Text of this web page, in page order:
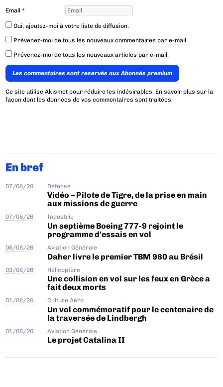
Email*
Oui, ajoutez-moi à votre liste de diffusion.
Prévenez-moi de tous les nouveaux commentaires par e-mail.
Prévenez-moi de tous les nouveaux articles par e-mail.
Les commentaires sont reservés aux Abonnés premium
Ce site utilise Akismet pour réduire les indésirables. En savoir plus sur la
façon dont les données de vos commentaires sont traitées.
En bref
07/08/26 Défense
Vidéo – Pilote de Tigre, de la prise en main
aux missions de guerre
07/08/26 Industrie
Un septième Boeing 777-9 rejoint le
programme d’essais en vol
06/08/26 Aviation Générale
Daher livre le premier TBM 980 au Brésil
03/08/26 Hélicoptère
Une collision en vol sur les feux en Grèce a
fait deux morts
01/08/26 Culture Aéro
Un vol commémoratif pour le centenaire de
la traversée de Lindbergh
01/08/26 Aviation Générale
Le projet Catalina II